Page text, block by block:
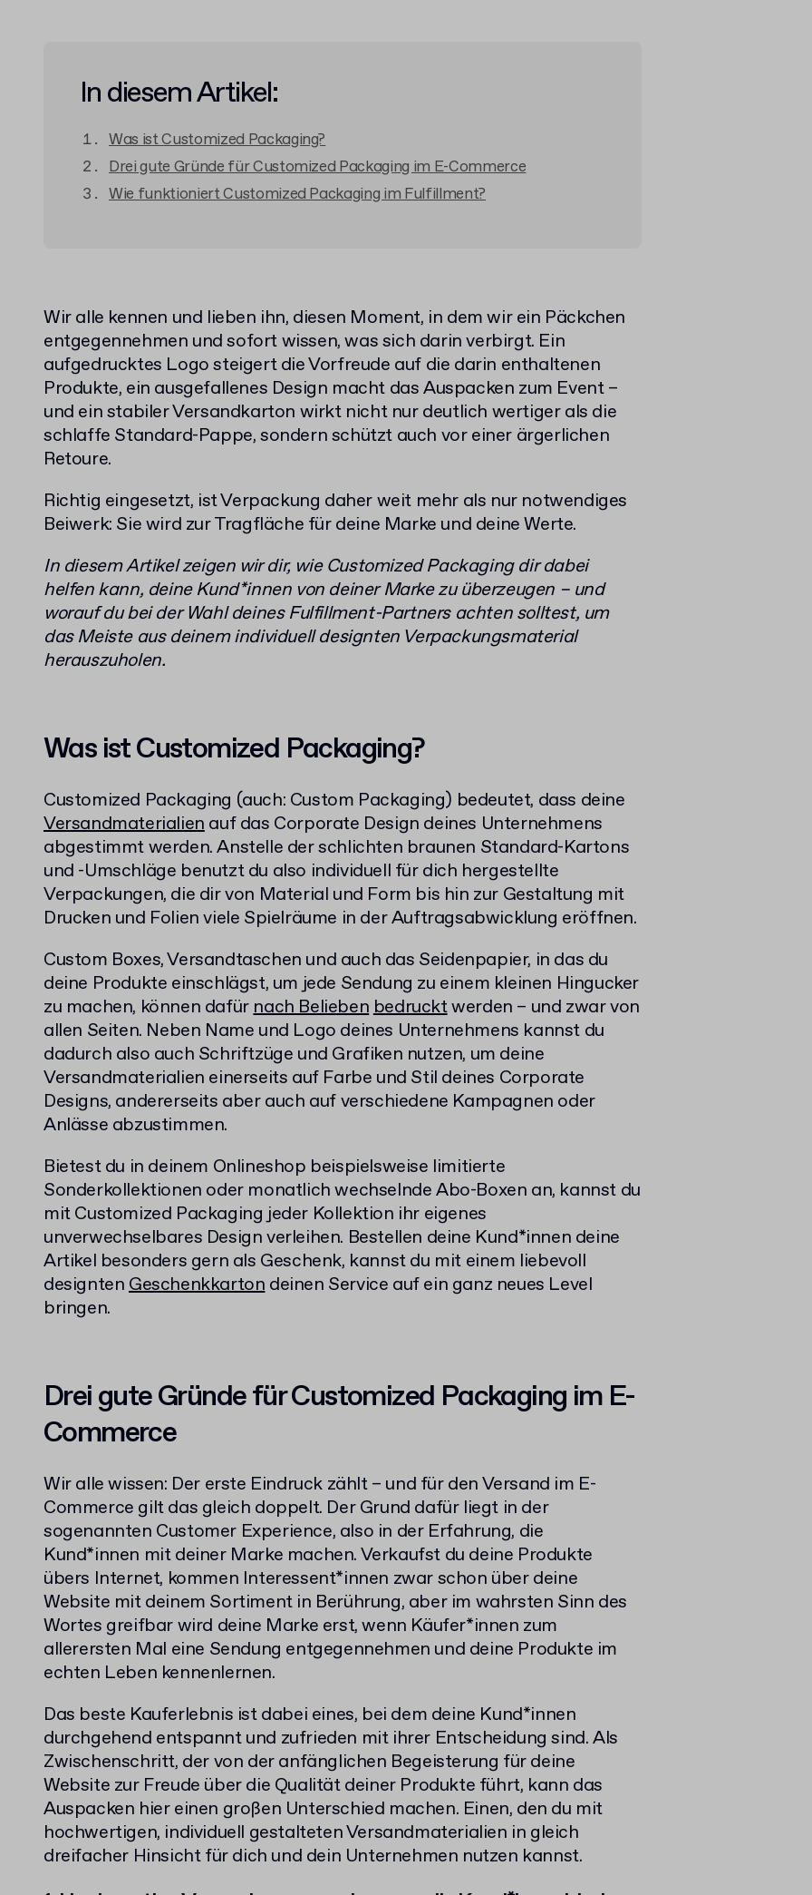
In diesem Artikel:
Was ist Customized Packaging?
Drei gute Gründe für Customized Packaging im E-Commerce
Wie funktioniert Customized Packaging im Fulfillment?
Wir alle kennen und lieben ihn, diesen Moment, in dem wir ein Päckchen
entgegennehmen und sofort wissen, was sich darin verbirgt. Ein
aufgedrucktes Logo steigert die Vorfreude auf die darin enthaltenen
Produkte, ein ausgefallenes Design macht das Auspacken zum Event –
und ein stabiler Versandkarton wirkt nicht nur deutlich wertiger als die
schlaffe Standard-Pappe, sondern schützt auch vor einer ärgerlichen
Retoure.
Richtig eingesetzt, ist Verpackung daher weit mehr als nur notwendiges
Beiwerk: Sie wird zur Tragfläche für deine Marke und deine Werte.
In diesem Artikel zeigen wir dir, wie Customized Packaging dir dabei
helfen kann, deine Kund*innen von deiner Marke zu überzeugen – und
worauf du bei der Wahl deines Fulfillment-Partners achten solltest, um
das Meiste aus deinem individuell designten Verpackungsmaterial
herauszuholen.
Was ist Customized Packaging?
Customized Packaging (auch: Custom Packaging) bedeutet, dass deine
Versandmaterialienauf das Corporate Design deines Unternehmens
abgestimmt werden. Anstelle der schlichten braunen Standard-Kartons
und -Umschläge benutzt du also individuell für dich hergestellte
Verpackungen, die dir von Material und Form bis hin zur Gestaltung mit
Drucken und Folien viele Spielräume in der Auftragsabwicklung eröffnen.
Custom Boxes, Versandtaschen und auch das Seidenpapier, in das du
deine Produkte einschlägst, um jede Sendung zu einem kleinen Hingucker
zu machen, können dafürnach Beliebenbedrucktwerden – und zwar von
allen Seiten. Neben Name und Logo deines Unternehmens kannst du
dadurch also auch Schriftzüge und Grafiken nutzen, um deine
Versandmaterialien einerseits auf Farbe und Stil deines Corporate
Designs, andererseits aber auch auf verschiedene Kampagnen oder
Anlässe abzustimmen.
Bietest du in deinem Onlineshop beispielsweise limitierte
Sonderkollektionen oder monatlich wechselnde Abo-Boxen an, kannst du
mit Customized Packaging jeder Kollektion ihr eigenes
unverwechselbares Design verleihen. Bestellen deine Kund*innen deine
Artikel besonders gern als Geschenk, kannst du mit einem liebevoll
designtenGeschenkkartondeinen Service auf ein ganz neues Level
bringen.
Drei gute Gründe für Customized Packaging im E-
Commerce
Wir alle wissen: Der erste Eindruck zählt – und für den Versand im E-
Commerce gilt das gleich doppelt. Der Grund dafür liegt in der
sogenannten Customer Experience, also in der Erfahrung, die
Kund*innen mit deiner Marke machen. Verkaufst du deine Produkte
übers Internet, kommen Interessent*innen zwar schon über deine
Website mit deinem Sortiment in Berührung, aber im wahrsten Sinn des
Wortes greifbar wird deine Marke erst, wenn Käufer*innen zum
allerersten Mal eine Sendung entgegennehmen und deine Produkte im
echten Leben kennenlernen.
Das beste Kauferlebnis ist dabei eines, bei dem deine Kund*innen
durchgehend entspannt und zufrieden mit ihrer Entscheidung sind. Als
Zwischenschritt, der von der anfänglichen Begeisterung für deine
Website zur Freude über die Qualität deiner Produkte führt, kann das
Auspacken hier einen großen Unterschied machen. Einen, den du mit
hochwertigen, individuell gestalteten Versandmaterialien in gleich
dreifacher Hinsicht für dich und dein Unternehmen nutzen kannst.